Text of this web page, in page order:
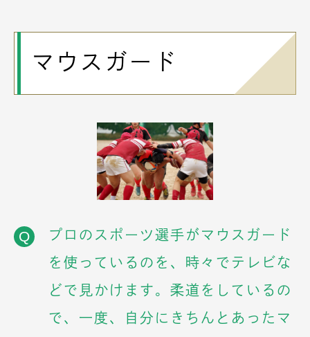
マウスガード
Q
プロのスポーツ選手がマウスガード
を使っているのを、時々でテレビな
どで見かけます。柔道をしているの
で、一度、自分にきちんとあったマ